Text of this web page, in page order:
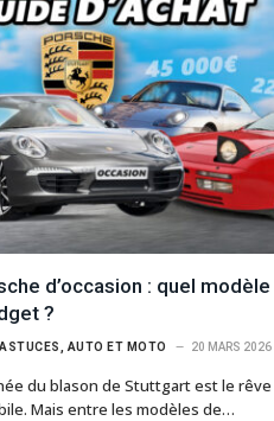
d’occasion : quel
?
AUTO ET MOTO 20 MARS 2026
du blason de Stuttgart est le
Mais entre les modèles de…